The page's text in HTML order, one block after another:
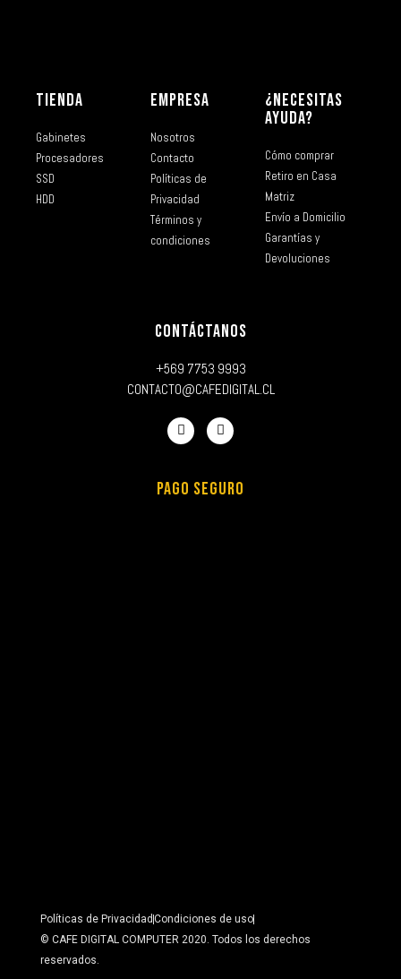
TIENDA
Gabinetes
Procesadores
SSD
HDD
EMPRESA
Nosotros
Contacto
Políticas de
Privacidad
Términos y
condiciones
¿NECESITAS
AYUDA?
Cómo comprar
Retiro en Casa
Matriz
Envío a Domicilio
Garantías y
Devoluciones
CONTÁCTANOS
+569 7753 9993
CONTACTO@CAFEDIGITAL.CL
PAGO SEGURO
Políticas de Privacidad Condiciones de uso
© CAFE DIGITAL COMPUTER 2020. Todos los derechos
reservados.